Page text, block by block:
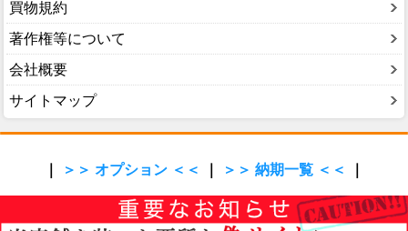
買物規約
著作権等について
会社概要
サイトマップ
＞＞ オプション ＜＜ ＞＞ 納期一覧 ＜＜